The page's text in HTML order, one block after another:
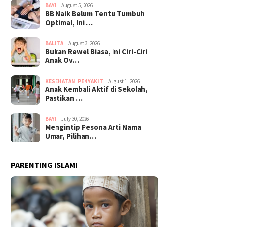
BAYI August 5, 2026
BB Naik Belum Tentu Tumbuh
Optimal, Ini …
BALITA August 3, 2026
Bukan Rewel Biasa, Ini Ciri-Ciri
Anak Ov…
KESEHATAN, PENYAKIT August 1, 2026
Anak Kembali Aktif di Sekolah,
Pastikan …
BAYI July 30, 2026
Mengintip Pesona Arti Nama
Umar, Pilihan…
PARENTING ISLAMI